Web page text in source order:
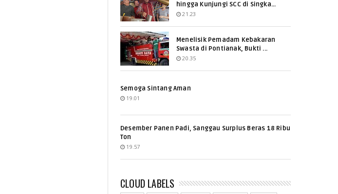
hingga Kunjungi SCC di Singka...
21.23
Menelisik Pemadam Kebakaran
Swasta di Pontianak, Bukti ...
20.35
Semoga Sintang Aman
19.01
Desember Panen Padi, Sanggau Surplus Beras 18 Ribu
Ton
19.57
CLOUD LABELS